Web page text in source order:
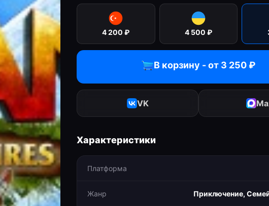
4 200 ₽ 4 500 ₽
В корзину - от 3 250₽
VK
Характеристики
Платформа
Жанр Приключение,